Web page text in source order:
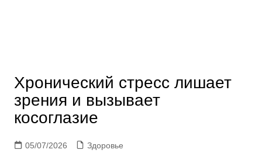
Хронический стресс лишает
зрения и вызывает
косоглазие
05/07/2026 Здоровье